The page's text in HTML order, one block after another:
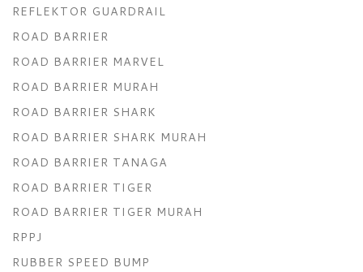
REFLEKTOR GUARDRAIL
ROAD BARRIER
ROAD BARRIER MARVEL
ROAD BARRIER MURAH
ROAD BARRIER SHARK
ROAD BARRIER SHARK MURAH
ROAD BARRIER TANAGA
ROAD BARRIER TIGER
ROAD BARRIER TIGER MURAH
RPPJ
RUBBER SPEED BUMP